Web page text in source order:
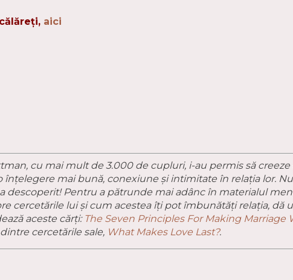
aici
cu mai mult de 3.000 de cupluri, i-au permis să
înțelegere mai bună, conexiune și intimitate în relația lor.
descoperit! Pentru a pătrunde mai adânc în materialul
cercetările lui și cum acestea îți pot îmbunătăți relația, dă
aceste cărți: The Seven Principles For Making Marriage
cercetările sale, What Makes Love Last?.